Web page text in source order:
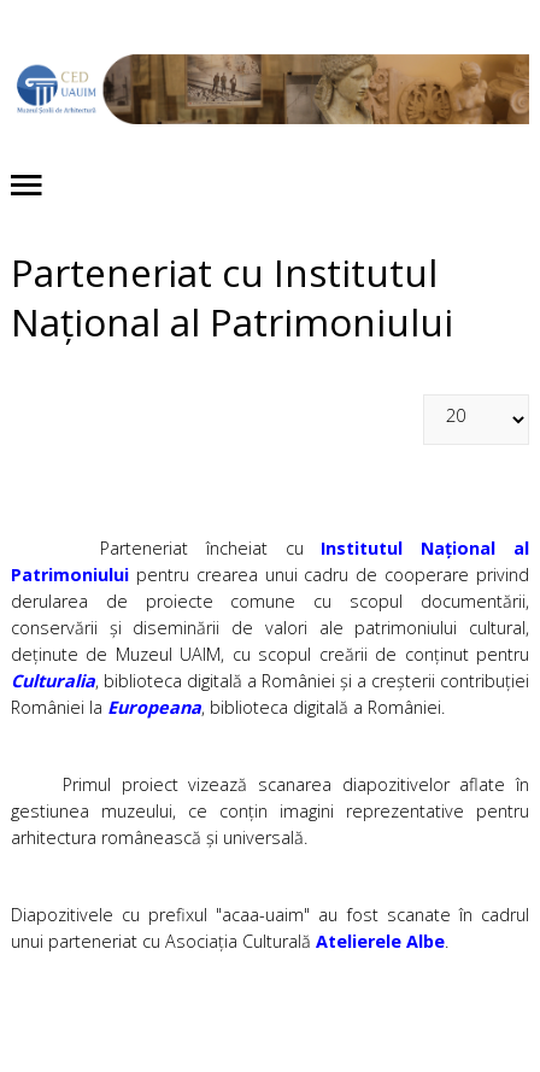
Despre noi
Publicaţii
Parteneriat cu Institutul
Național al Patrimoniului
Parteneriat încheiat cu
Institutul Național al
Patrimoniuluipentru crearea unui cadru de cooperare privind
derularea de proiecte comune cu scopul documentării,
conservării şi diseminării de valori ale patrimoniului cultural,
deţinute de Muzeul UAIM, cu scopul creării de conţinut pentru
Culturalia, biblioteca digitală a României şi a creşterii contribuţiei
României la Europeana, biblioteca digitală a României.
Primul proiect vizează scanarea diapozitivelor aflate în
gestiunea muzeului, ce conţin imagini reprezentative pentru
arhitectura românească şi universală.
Diapozitivele cu prefixul "acaa-uaim" au fost scanate în cadrul
unui parteneriat cu Asociația Culturală Atelierele Albe.